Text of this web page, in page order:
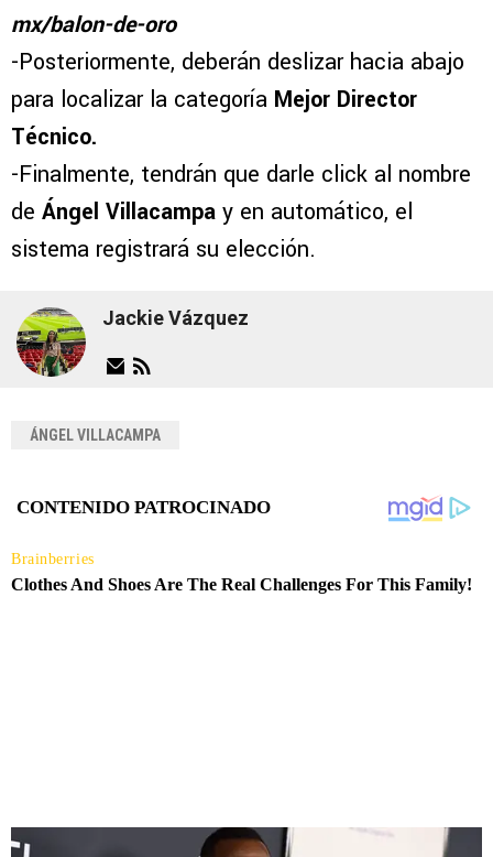
mx/balon-de-oro
-Posteriormente, deberán deslizar hacia abajo
para localizar la categoría Mejor Director
Técnico.
-Finalmente, tendrán que darle click al nombre
de Ángel Villacampa y en automático, el
sistema registrará su elección.
Jackie Vázquez
ÁNGEL VILLACAMPA